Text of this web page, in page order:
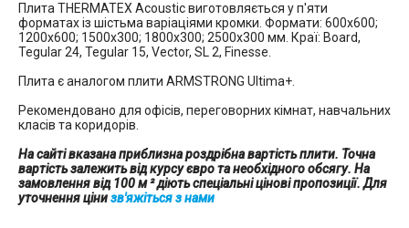
Плита THERMATEX Acoustic виготовляється у п'яти
форматах із шістьма варіаціями кромки. Формати: 600х600;
1200х600; 1500х300; 1800х300; 2500х300 мм. Краї: Board,
Tegular 24, Tegular 15, Vector, SL 2, Finesse.
Плита є аналогом плити ARMSTRONG Ultima+.
Рекомендовано для офісів, переговорних кімнат, навчальних
класів та коридорів.
На сайті вказана приблизна роздрібна вартість плити. Точна
вартість залежить від курсу євро та необхідного обсягу. На
замовлення від 100 м ² діють спеціальні цінові пропозиції. Для
уточнення цінизв'яжіться з нами